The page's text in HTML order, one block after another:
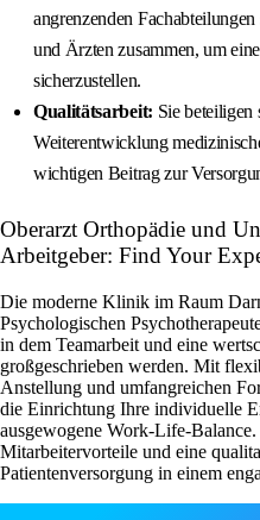
angrenzenden
und Ärzten zusammen, um
sicherzustellen.
Qualitätsarbeit: Sie beteiligen
Weiterentwicklung
wichtigen Beitrag zur
Oberarzt Orthopädie und
Arbeitgeber: Find Your
Die moderne Klinik im Raum
Psychologischen
in dem Teamarbeit und eine
großgeschrieben werden. Mit
Anstellung und umfangreichen
die Einrichtung Ihre individuelle
ausgewogene Work-Life-
Mitarbeitervorteile und eine
Patientenversorgung in einem